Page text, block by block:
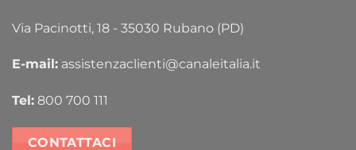
Via Pacinotti, 18 - 35030 Rubano (PD)
E-mail: assistenzaclienti@canaleitalia.it
Tel: 800 700 111
CONTATTACI